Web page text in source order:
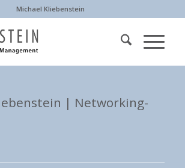
Michael Kliebenstein
| Networking-